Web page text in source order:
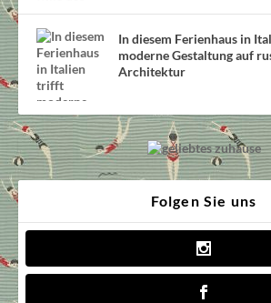
In diesem Ferienhaus in
moderne Gestaltung auf
Architektur
Folgen Sie uns